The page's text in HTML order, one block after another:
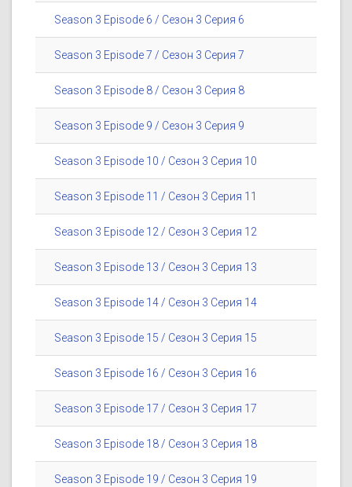
Season 3 Episode 6 / Сезон 3 Серия 6
Season 3 Episode 7 / Сезон 3 Серия 7
Season 3 Episode 8 / Сезон 3 Серия 8
Season 3 Episode 9 / Сезон 3 Серия 9
Season 3 Episode 10 / Сезон 3 Серия 10
Season 3 Episode 11 / Сезон 3 Серия 11
Season 3 Episode 12 / Сезон 3 Серия 12
Season 3 Episode 13 / Сезон 3 Серия 13
Season 3 Episode 14 / Сезон 3 Серия 14
Season 3 Episode 15 / Сезон 3 Серия 15
Season 3 Episode 16 / Сезон 3 Серия 16
Season 3 Episode 17 / Сезон 3 Серия 17
Season 3 Episode 18 / Сезон 3 Серия 18
Season 3 Episode 19 / Сезон 3 Серия 19